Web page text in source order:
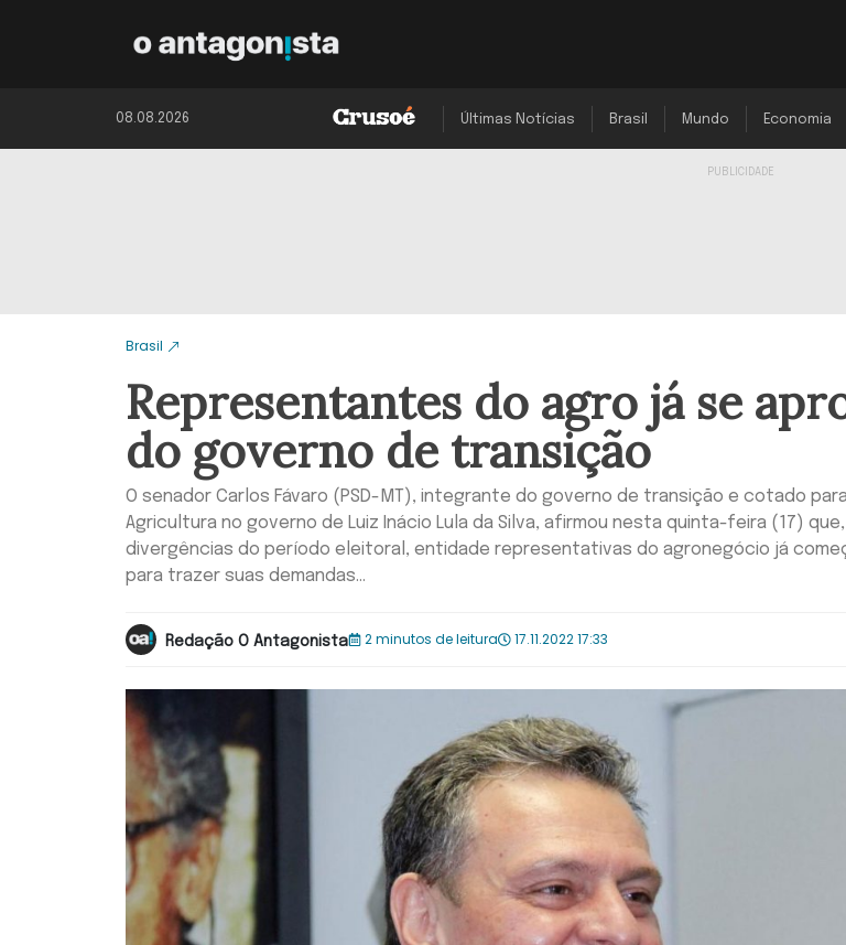
08.08.2026 Últimas Notícias Brasil Mundo Economia
Brasil
Representantes do agro já se
do governo de transição
O senador Carlos Fávaro (PSD-MT), integrante do governo de transição e cotado
Agricultura no governo de Luiz Inácio Lula da Silva, afirmou nesta quinta-feira (17)
divergências do período eleitoral, entidade representativas do agronegócio já
para trazer suas demandas...
Redação O Antagonista 2 minutos de leitura 17.11.2022 17:33